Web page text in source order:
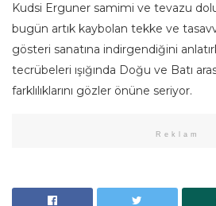
Kudsi Erguner samimi ve tevazu
bugün artık kaybolan tekke ve
gösteri sanatına indirgendiğini
tecrübeleri ışığında Doğu ve Batı
farklılıklarını gözler önüne seriyor.
Reklam